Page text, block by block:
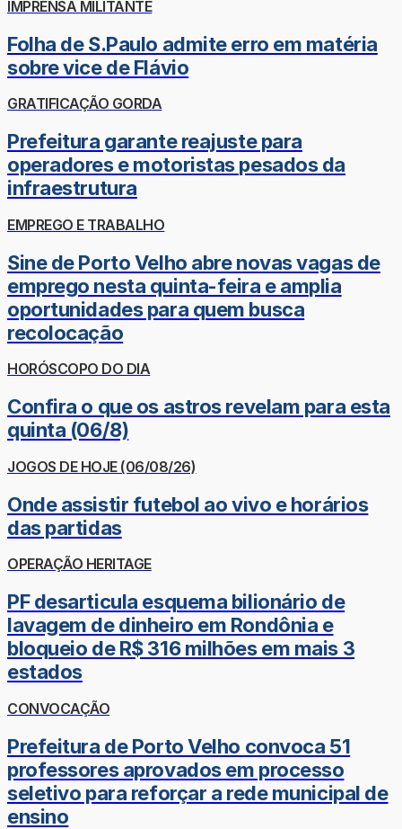
IMPRENSA MILITANTE
Folha de S.Paulo admite erro em matéria
sobre vice de Flávio
GRATIFICAÇÃO GORDA
Prefeitura garante reajuste para
operadores e motoristas pesados da
infraestrutura
EMPREGO E TRABALHO
Sine de Porto Velho abre novas vagas de
emprego nesta quinta-feira e amplia
oportunidades para quem busca
recolocação
HORÓSCOPO DO DIA
Confira o que os astros revelam para esta
quinta (06/8)
JOGOS DE HOJE (06/08/26)
Onde assistir futebol ao vivo e horários
das partidas
OPERAÇÃO HERITAGE
PF desarticula esquema bilionário de
lavagem de dinheiro em Rondônia e
bloqueio de R$ 316 milhões em mais 3
estados
CONVOCAÇÃO
Prefeitura de Porto Velho convoca 51
professores aprovados em processo
seletivo para reforçar a rede municipal de
ensino